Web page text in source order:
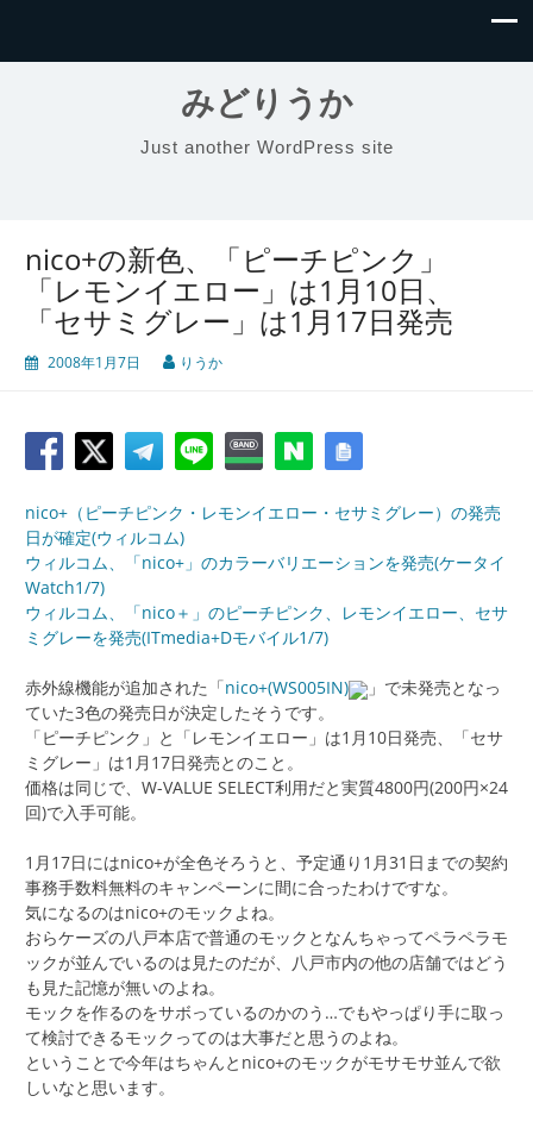
みどりうか
Just another WordPress site
nico+の新色、「ピーチピンク」
「レモンイエロー」は1月10日、
「セサミグレー」は1月17日発売
2008年1月7日 りうか
nico+（ピーチピンク・レモンイエロー・セサミグレー）の発売
日が確定(ウィルコム)
ウィルコム、「nico+」のカラーバリエーションを発売(ケータイ
Watch1/7)
ウィルコム、「nico＋」のピーチピンク、レモンイエロー、セサ
ミグレーを発売(ITmedia+Dモバイル1/7)
赤外線機能が追加された「nico+(WS005IN)
」で未発売となっ
ていた3色の発売日が決定したそうです。
「ピーチピンク」と「レモンイエロー」は1月10日発売、「セサ
ミグレー」は1月17日発売とのこと。
価格は同じで、W-VALUE SELECT利用だと実質4800円(200円×24
回)で入手可能。
1月17日にはnico+が全色そろうと、予定通り1月31日までの契約
事務手数料無料のキャンペーンに間に合ったわけですな。
気になるのはnico+のモックよね。
おらケーズの八戸本店で普通のモックとなんちゃってペラペラモ
ックが並んでいるのは見たのだが、八戸市内の他の店舗ではどう
も見た記憶が無いのよね。
モックを作るのをサボっているのかのう…でもやっぱり手に取っ
て検討できるモックってのは大事だと思うのよね。
ということで今年はちゃんとnico+のモックがモサモサ並んで欲
しいなと思います。